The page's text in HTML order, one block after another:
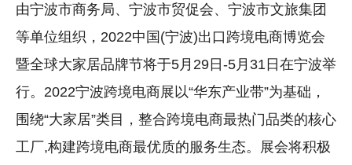
由宁波市商务局、宁波市贸促会、宁波市文旅集团
等单位组织，2022中国(宁波)出口跨境电商博览会
暨全球大家居品牌节将于5月29日-5月31日在宁波举
行。2022宁波跨境电商展以“华东产业带”为基础，
围绕“大家居”类目，整合跨境电商最热门品类的核心
工厂,构建跨境电商最优质的服务生态。展会将积极